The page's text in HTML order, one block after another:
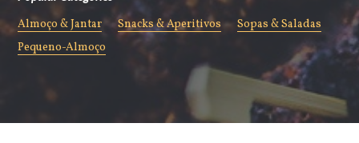
Almoço & Jantar Snacks & Aperitivos
Sopas & Saladas
Pequeno-Almoço